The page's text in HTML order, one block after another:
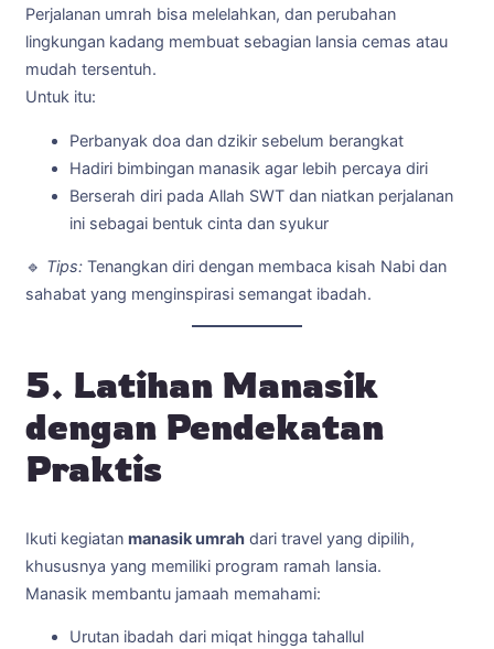
Perjalanan umrah bisa melelahkan, dan perubahan
lingkungan kadang membuat sebagian lansia cemas atau
mudah tersentuh.
Untuk itu:
Perbanyak doa dan dzikir sebelum berangkat
Hadiri bimbingan manasik agar lebih percaya diri
Berserah diri pada Allah SWT dan niatkan perjalanan
ini sebagai bentuk cinta dan syukur
🔹 Tips: Tenangkan diri dengan membaca kisah Nabi dan
sahabat yang menginspirasi semangat ibadah.
5. Latihan Manasik
dengan Pendekatan
Praktis
Ikuti kegiatan manasik umrah dari travel yang dipilih,
khususnya yang memiliki program ramah lansia.
Manasik membantu jamaah memahami:
Urutan ibadah dari miqat hingga tahallul